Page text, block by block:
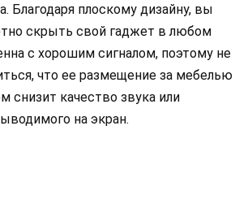
Благодаря плоскому дизайну, вы
скрыть свой гаджет в любом
с хорошим сигналом, поэтому не
что ее размещение за мебелью
снизит качество звука или
на экран.